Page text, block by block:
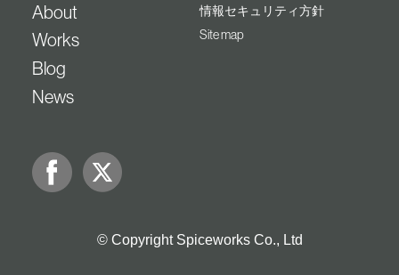
About
Works
Blog
News
情報セキュリティ方針
Site map
© Copyright Spiceworks Co., Ltd